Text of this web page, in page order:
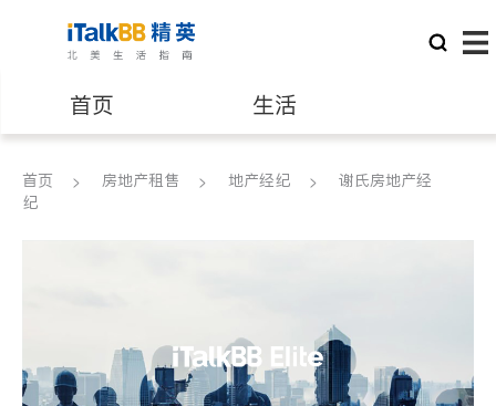
首页 生活
医生 律师
养老 非盈利组织
首页 房地产租售 地产经纪
谢氏房地产经
纪